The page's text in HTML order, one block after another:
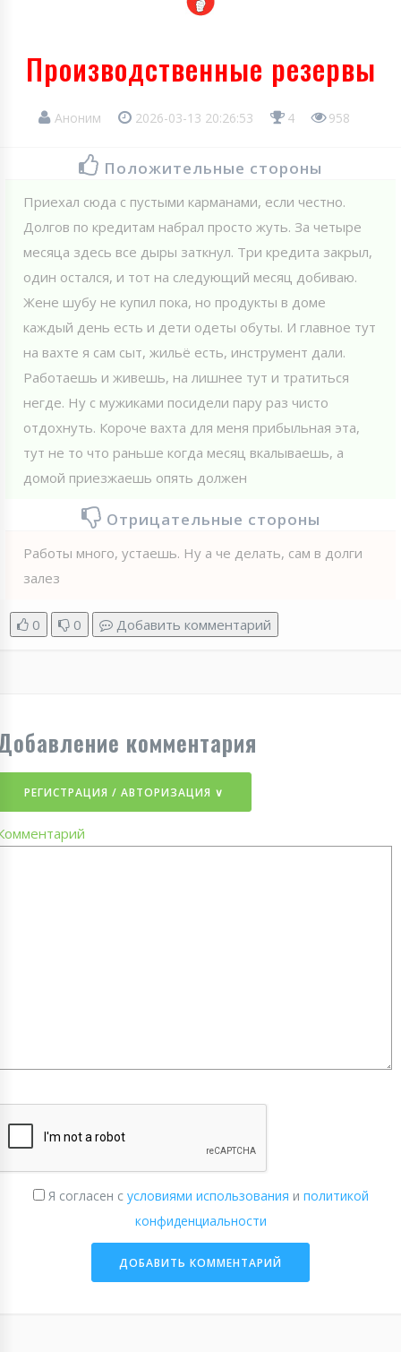
Производственные резервы
Аноним 2026-03-13 20:26:53 4 958
Положительные стороны
Приехал сюда с пустыми карманами, если честно.
Долгов по кредитам набрал просто жуть. За четыре
месяца здесь все дыры заткнул. Три кредита закрыл,
один остался, и тот на следующий месяц добиваю.
Жене шубу не купил пока, но продукты в доме
каждый день есть и дети одеты обуты. И главное тут
на вахте я сам сыт, жильё есть, инструмент дали.
Работаешь и живешь, на лишнее тут и тратиться
негде. Ну с мужиками посидели пару раз чисто
отдохнуть. Короче вахта для меня прибыльная эта,
тут не то что раньше когда месяц вкалываешь, а
домой приезжаешь опять должен
Отрицательные стороны
Работы много, устаешь. Ну а че делать, сам в долги
залез
0 0 Добавить комментарий
комментария
РЕГИСТРАЦИЯ / АВТОРИЗАЦИЯ ∨
Я согласен с условиями использования и политикой
конфиденциальности